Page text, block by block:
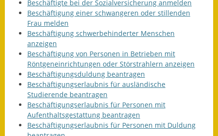
Beschäftigte bei der Sozialversicherung anmelden
Beschäftigung einer schwangeren oder stillenden
Frau melden
Beschäftigung schwerbehinderter Menschen
anzeigen
Beschäftigung von Personen in Betrieben mit
Röntgeneinrichtungen oder Störstrahlern anzeigen
Beschäftigungsduldung beantragen
Beschäftigungserlaubnis für ausländische
Studierende beantragen
Beschäftigungserlaubnis für Personen mit
Aufenthaltsgestattung beantragen
Beschäftigungserlaubnis für Personen mit Duldung